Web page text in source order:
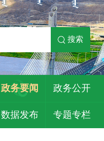
搜索
政务要闻 政务公开
数据发布 专题专栏